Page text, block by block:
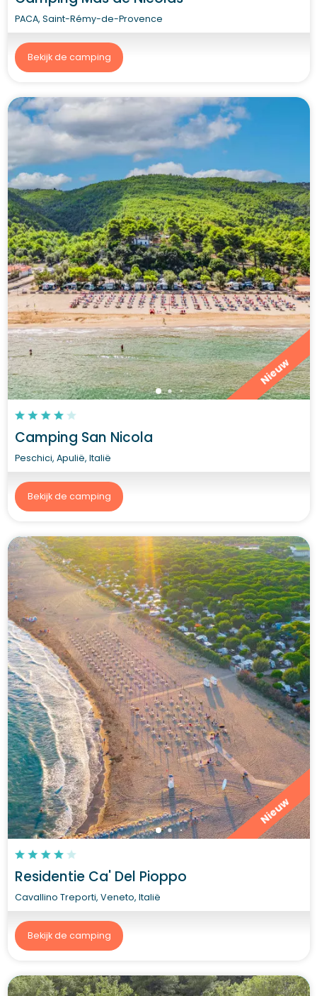
PACA, Saint-Rémy-de-Provence
Bekijk de camping
Nieuw
Camping San Nicola
Peschici, Apulië, Italië
Bekijk de camping
Nieuw
Residentie Ca' Del Pioppo
Cavallino Treporti, Veneto, Italië
Bekijk de camping